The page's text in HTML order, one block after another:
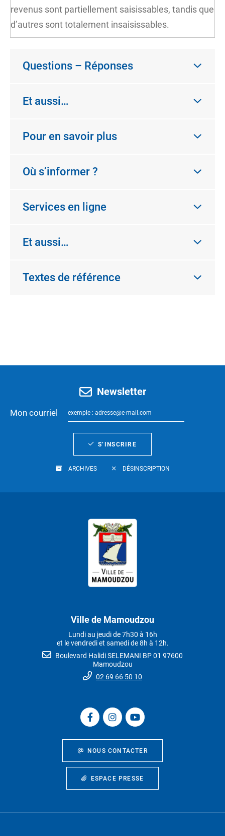
revenus sont partiellement saisissables, tandis que
d’autres sont totalement insaisissables.
Questions – Réponses
Et aussi…
Pour en savoir plus
Où s’informer ?
Services en ligne
Et aussi…
Textes de référence
Newsletter
Mon courriel
S’INSCRIRE
ARCHIVES DÉSINSCRIPTION
Ville de Mamoudzou
Lundi au jeudi de 7h30 à 16h
et le vendredi et samedi de 8h à 12h.
Boulevard Halidi SELEMANI BP 01 97600
Mamoudzou
02 69 66 50 10
NOUS CONTACTER
ESPACE PRESSE